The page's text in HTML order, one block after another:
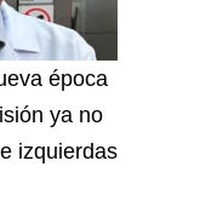
época
ya no
izquierdas